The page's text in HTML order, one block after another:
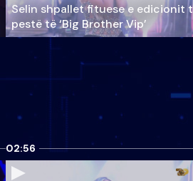
Selin shpallet fituese e edicionit
pestë të ‘Big Brother Vip’
02:56